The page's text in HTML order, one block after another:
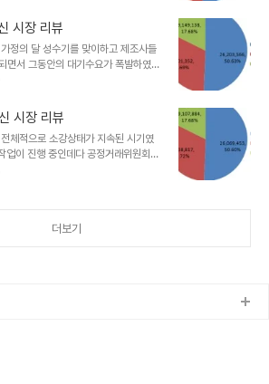
이동통신가입자는 51,750,197명
하였다. 가입자수가 감소한 것은
있는 일이다. 이는 6월말을 목표로
가입자 정리를 했기 때문이다. KT
금 미납으로 인한 가입자를 정리하
은 ..
시장 리뷰
정의 달 성수기를 맞이하고 제조사들
면서 그동안의 대기수요가 폭발하였
삼성전자의 '갤럭시 S2'이다. 여기에
. 그 동안 소극적인 지출을 하던 통신
중되면서 시장에 활기를 더했다. 5월
가율은 SKT 0.5%, KT 0.4%, LG
. 전체 가입자 비중은 SKT 50.63%,
전월대비 SKT는 증가, KT는 감
시장 리뷰
체적으로 소강상태가 지속된 시기였
업이 진행 중인데다 공정거래위원회의
해서 이루어지면서 통신사들의 마케
록하였다. 전체 가입자 비중은 SKT
더보기